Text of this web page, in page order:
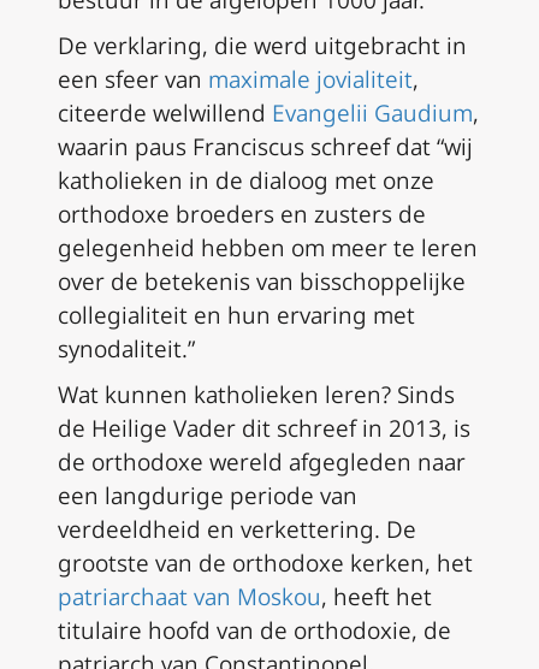
De verklaring, die werd uitgebracht in
een sfeer van maximale jovialiteit,
citeerde welwillend Evangelii Gaudium,
waarin paus Franciscus schreef dat “wij
katholieken in de dialoog met onze
orthodoxe broeders en zusters de
gelegenheid hebben om meer te leren
over de betekenis van bisschoppelijke
collegialiteit en hun ervaring met
synodaliteit.”
Wat kunnen katholieken leren? Sinds
de Heilige Vader dit schreef in 2013, is
de orthodoxe wereld afgegleden naar
een langdurige periode van
verdeeldheid en verkettering. De
grootste van de orthodoxe kerken, het
patriarchaat van Moskou, heeft het
titulaire hoofd van de orthodoxie, de